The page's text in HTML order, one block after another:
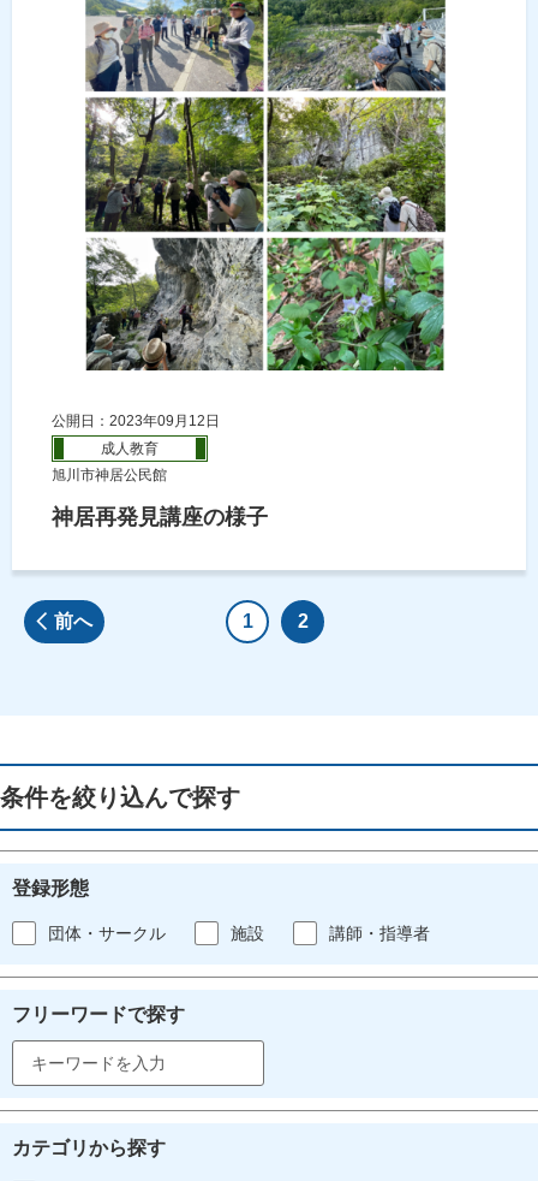
公開日：2023年09月12日
成人教育
旭川市神居公民館
神居再発見講座の様子
前へ 1 2
条件を絞り込んで探す
登録形態
団体・サークル 施設 講師・指導者
フリーワードで探す
カテゴリから探す